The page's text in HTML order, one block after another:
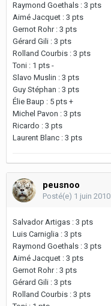
Raymond Goethals : 3 pts
Aimé Jacquet : 3 pts
Gernot Rohr : 3 pts
Gérard Gili : 3 pts
Rolland Courbis : 3 pts
Toni : 1 pts -
Slavo Muslin : 3 pts
Guy Stéphan : 3 pts
Élie Baup : 5 pts +
Michel Pavon : 3 pts
Ricardo : 3 pts
Laurent Blanc : 3 pts
peusnoo
Posté(e) 1 juin 2010
Salvador Artigas : 3 pts
Luis Carniglia : 3 pts
Raymond Goethals : 3 pts
Aimé Jacquet : 3 pts
Gernot Rohr : 3 pts
Gérard Gili : 3 pts
Rolland Courbis : 3 pts